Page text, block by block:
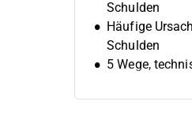
Schulden
Häufige
Schulden
5 Wege,